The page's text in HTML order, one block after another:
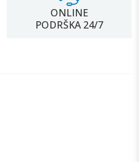
ONLINE
PODRŠKA 24/7